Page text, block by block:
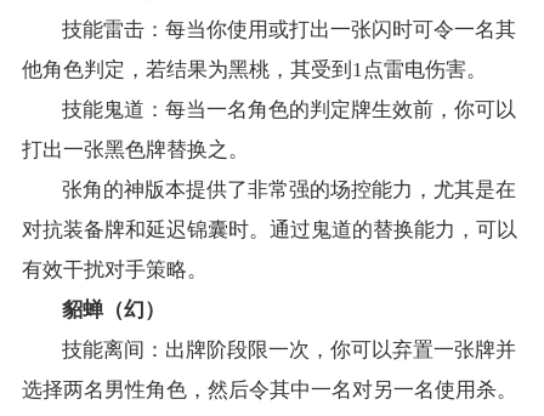
技能雷击：每当你使用或打出一张闪时可令一名其
他角色判定，若结果为黑桃，其受到1点雷电伤害。
技能鬼道：每当一名角色的判定牌生效前，你可以
打出一张黑色牌替换之。
张角的神版本提供了非常强的场控能力，尤其是在
对抗装备牌和延迟锦囊时。通过鬼道的替换能力，可以
有效干扰对手策略。
貂蝉（幻）
技能离间：出牌阶段限一次，你可以弃置一张牌并
选择两名男性角色，然后令其中一名对另一名使用杀。